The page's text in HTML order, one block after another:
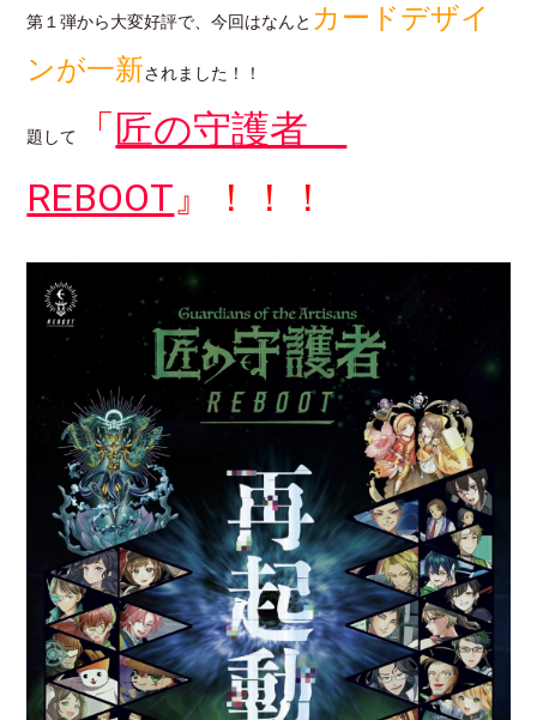
第１弾から大変好評で、今回はなんと カードデザイ
ンが一新されました！！
題して 「匠の守護者
REBOOT』！！！